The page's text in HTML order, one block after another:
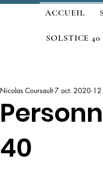
ACCUEIL
SOLSTICE 40
40
Nicolas Coursault 7 oct. 2020 12